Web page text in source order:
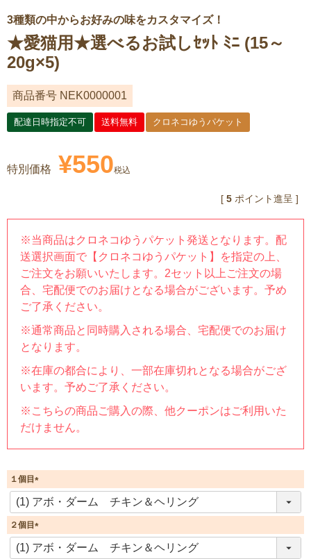
3種類の中からお好みの味をカスタマイズ！
★愛猫用★選べるお試しｾｯﾄ ﾐﾆ (15～
20g×5)
商品番号 NEK0000001
配達日時指定不可 送料無料 クロネコゆうパケット
特別価格 ¥550税込
[ 5 ポイント進呈 ]
※当商品はクロネコゆうパケット発送となります。配
送選択画面で【クロネコゆうパケット】を指定の上、
ご注文をお願いいたします。2セット以上ご注文の場
合、宅配便でのお届けとなる場合がございます。予め
ご了承ください。
※通常商品と同時購入される場合、宅配便でのお届け
となります。
※在庫の都合により、一部在庫切れとなる場合がござ
います。予めご了承ください。
※こちらの商品ご購入の際、他クーポンはご利用いた
だけません。
１個目
(
必
)
２個目
(
必